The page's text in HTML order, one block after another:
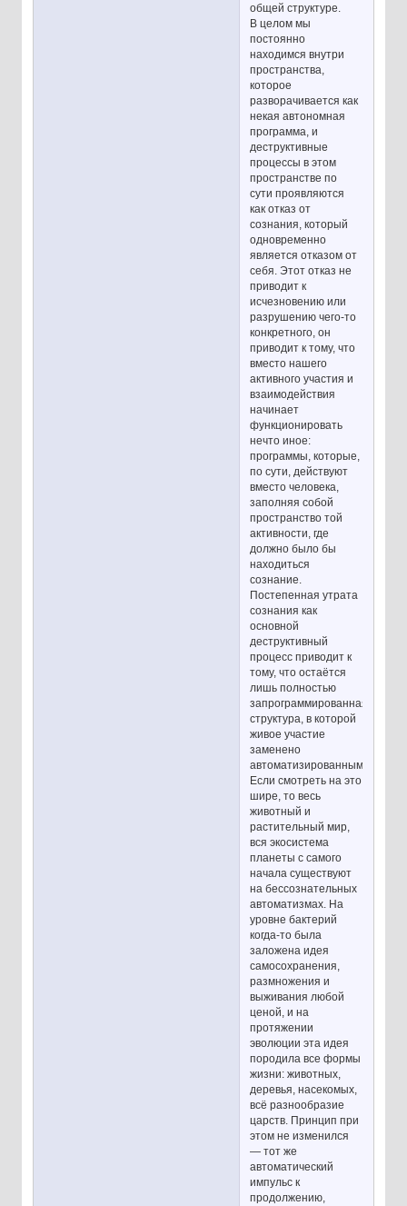
общей структуре.
В целом мы
постоянно
находимся внутри
пространства,
которое
разворачивается как
некая автономная
программа, и
деструктивные
процессы в этом
пространстве по
сути проявляются
как отказ от
сознания, который
одновременно
является отказом от
себя. Этот отказ не
приводит к
исчезновению или
разрушению чего-то
конкретного, он
приводит к тому, что
вместо нашего
активного участия и
взаимодействия
начинает
функционировать
нечто иное:
программы, которые,
по сути, действуют
вместо человека,
заполняя собой
пространство той
активности, где
должно было бы
находиться
сознание.
Постепенная утрата
сознания как
основной
деструктивный
процесс приводит к
тому, что остаётся
лишь полностью
запрограммированная
структура, в которой
живое участие
заменено
автоматизированным.
Если смотреть на это
шире, то весь
животный и
растительный мир,
вся экосистема
планеты с самого
начала существуют
на бессознательных
автоматизмах. На
уровне бактерий
когда-то была
заложена идея
самосохранения,
размножения и
выживания любой
ценой, и на
протяжении
эволюции эта идея
породила все формы
жизни: животных,
деревья, насекомых,
всё разнообразие
царств. Принцип при
этом не изменился
— тот же
автоматический
импульс к
продолжению,